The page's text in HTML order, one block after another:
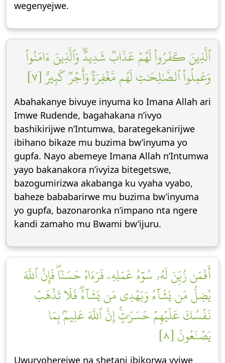
wegenyejwe.
ٱلَّذِينَ كَفَرُواْ لَهُمۡ عَذَابٞ شَدِيدٞۖ وَٱلَّذِينَ ءَامَنُواْ
وَعَمِلُواْ ٱلصَّٰلِحَٰتِ لَهُم مَّغۡفِرَةٞ وَأَجۡرٞ كَبِيرٌ [٧]
Abahakanye bivuye inyuma ko Imana Allah ari
Imwe Rudende, bagahakana n’ivyo
bashikirijwe n’Intumwa, barategekanirijwe
ibihano bikaze mu buzima bw’inyuma yo
gupfa. Nayo abemeye Imana Allah n’Intumwa
yayo bakanakora n’ivyiza bitegetswe,
bazogumirizwa akabanga ku vyaha vyabo,
baheze bababarirwe mu buzima bw’inyuma
yo gupfa, bazonaronka n’impano nta ngere
kandi zamaho mu Bwami bw’ijuru.
أَفَمَن زُيِّنَ لَهُۥ سُوٓءُ عَمَلِهِۦ فَرَءَاهُ حَسَنٗاۖ فَإِنَّ ٱللَّهَ
يُضِلُّ مَن يَشَآءُ وَيَهۡدِي مَن يَشَآءُۖ فَلَا تَذۡهَبۡ
نَفۡسُكَ عَلَيۡهِمۡ حَسَرَٰتٍۚ إِنَّ ٱللَّهَ عَلِيمُۢ بِمَا
يَصۡنَعُونَ [٨]
Uwuryoherejwe na shetani ibikorwa vyiwe